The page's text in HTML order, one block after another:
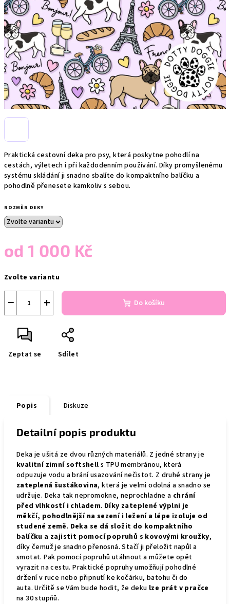
Praktická cestovní deka pro psy, která poskytne pohodlí na
cestách, výletech i při každodenním používání. Díky promyšlenému
systému skládání ji snadno sbalíte do kompaktního balíčku a
pohodlně přenesete kamkoliv s sebou.
ROZMĚR DEKY
od1 000 Kč
cena:
Zvolte variantu
+
− Do košíku
Zeptat se Sdílet
Popis Diskuze
Detailní popis produktu
Deka je ušitá ze dvou různých materiálů. Z jedné strany je
kvalitní zimní softshell s TPU membránou, která
odpuzuje vodu a brání usazování nečistot. Z druhé strany je
zateplená šusťákovina, která je velmi odolná a snadno se
udržuje. Deka tak nepromokne, neprochladne a chrání
před vlhkostí i chladem. Díky zateplené výplni je
měkčí, pohodlnější na sezení i ležení a lépe izoluje od
studené země. Deka se dá složit do kompaktního
balíčku a zajistit pomocí popruhů s kovovými kroužky,
díky čemuž je snadno přenosná. Stačí ji přeložit napůl a
smotat. Pak pomocí popruhů utáhnout a můžete opět
vyrazit na cestu. Praktické popruhy umožňují pohodlné
držení v ruce nebo připnutí ke kočárku, batohu či do
auta.Určitě se Vám bude hodit, že deku lze prát v pračce
na 30 stupňů.